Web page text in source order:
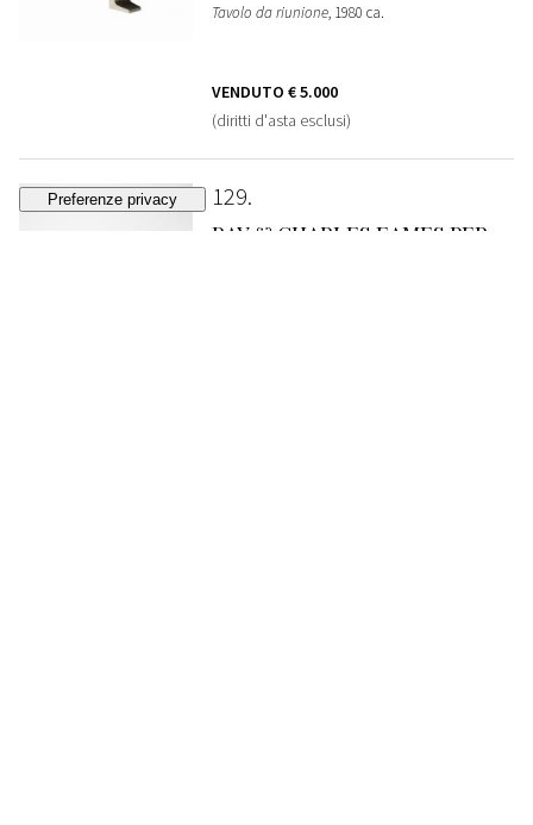
Tavolo da riunione, 1980 ca.
VENDUTO € 5.000
(diritti d'asta esclusi)
129
RAY & CHARLES EAMES PER